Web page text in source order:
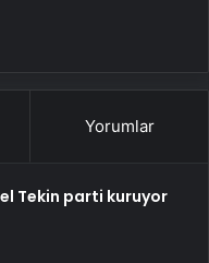
Yorumlar
Tekin parti kuruyor